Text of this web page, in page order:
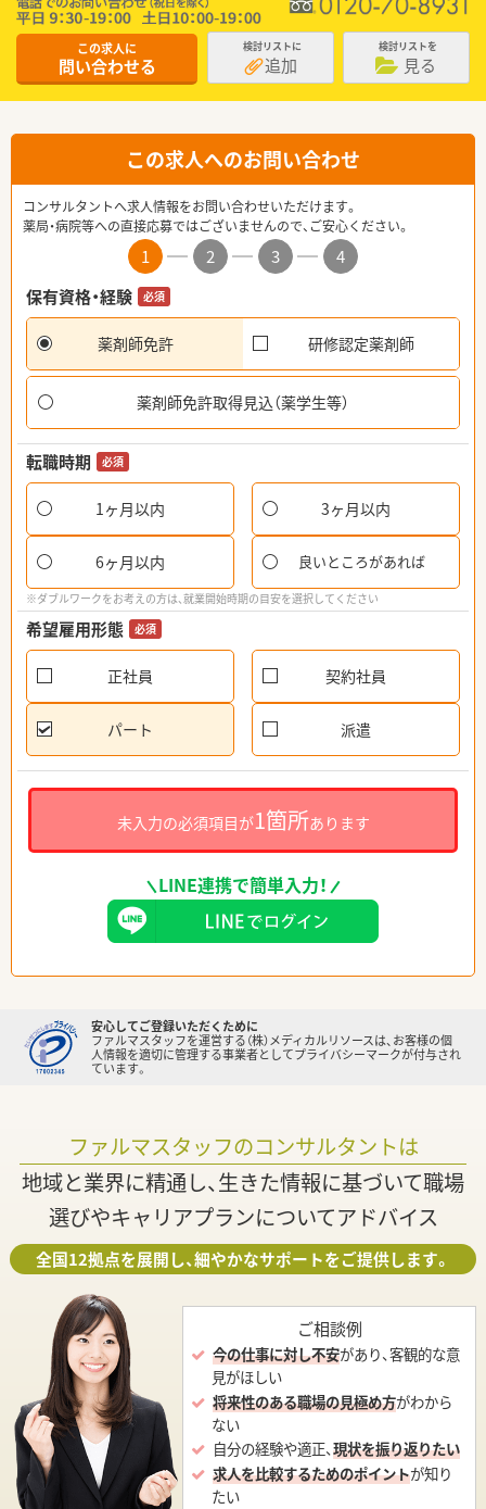
この求人に
問い合わせる
検討リストに
追加
検討リストを
見る
この求人へのお問い合わせ
コンサルタントへ求人情報をお問い合わせいただけます。
薬局・病院等への直接応募ではございませんので、ご安心ください。
1 2 3
4
保有資格・経験
必須
薬剤師免許 研修認定薬剤師
薬剤師免許取得見込（薬学生等）
転職時期 必須
1ヶ月以内 3ヶ月以内
6ヶ月以内 良いところがあれば
※ダブルワークをお考えの方は、就業開始時期の目安を選択してください
希望雇用形態 必須
正社員 契約社員
パート 派遣
未入力の必須項目が1箇所あります
LINE連携で簡単入力！
安心してご登録いただくために
ファルマスタッフを運営する（株）メディカルリソースは、お客様の個
人情報を適切に管理する事業者としてプライバシーマークが付与され
ています。
ファルマスタッフのコンサルタントは
地域と業界に精通し、生きた情報に基づいて職場
選びやキャリアプランについてアドバイス
全国12拠点を展開し、細やかなサポートをご提供します。
ご相談例
今の仕事に対し不安があり、客観的な意
見がほしい
将来性のある職場の見極め方がわから
ない
自分の経験や適正、現状を振り返りたい
求人を比較するためのポイントが知り
たい